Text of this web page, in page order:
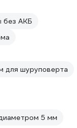
без АКБ
для шуруповерта
5 мм